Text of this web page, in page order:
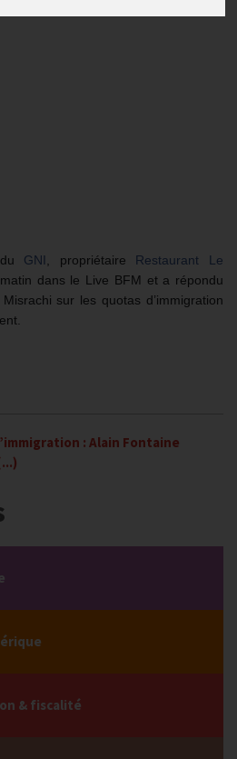
GNI , propriétaire
Restaurant Le
dans le Live BFM et a répondu
sur les quotas d’immigration
: Alain Fontaine
& fiscalité